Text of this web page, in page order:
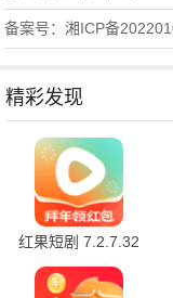
备案号：湘ICP备
精彩发现
红果短剧 7.2.7.32
官方版